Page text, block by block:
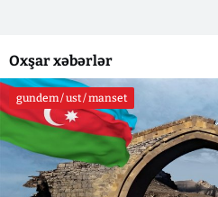
Oxşar xəbərlər
gundem / ust / manset